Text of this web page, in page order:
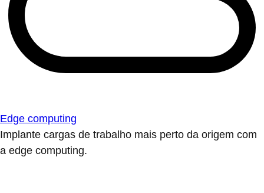
Edge computing
Implante cargas de trabalho mais perto da origem com
a edge computing.